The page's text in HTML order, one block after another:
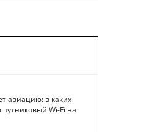
авиацию: в каких
Wi-Fi на